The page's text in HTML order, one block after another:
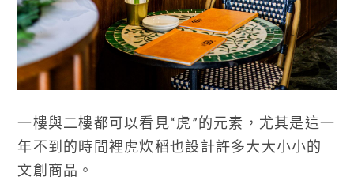
一樓與二樓都可以看見“虎”的元素，尤其是這一
年不到的時間裡虎炊稻也設計許多大大小小的
文創商品。